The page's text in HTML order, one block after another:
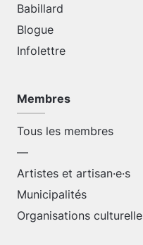
Babillard
Blogue
Infolettre
Membres
Tous les membres
—
Artistes et artisan·e·s
Municipalités
Organisations